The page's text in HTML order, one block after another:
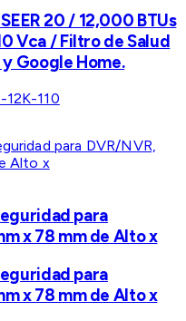
20 / 12,000 BTUs
Vca / Filtro de Salud
Google Home.
110
para
x 78 mm de Alto x
para
x 78 mm de Alto x